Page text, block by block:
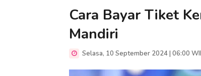
Cara Bayar Tiket
Mandiri
Selasa, 10 September 2024 | 06:00